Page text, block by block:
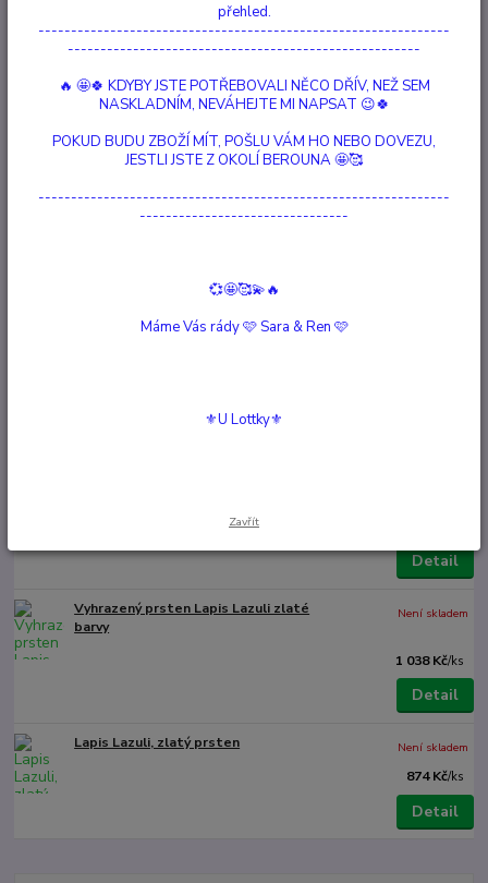
Nejsme plátci DPH
1 168 Kč /ks
Momentálně není k dispozici
90004
Intuice, soustředění, přátelství
Podobné produkty
Detail
Vyhrazený prsten Lapis Lazuli zlaté
barvy
1 038 Kč/ks
Není skladem
Detail
Lapis Lazuli, zlatý prsten
874 Kč/ks
Není skladem
Detail
přehled.
---------------------------------------------------------------
------------------------------------------------------
🔥 🤩🍀 KDYBY JSTE POTŘEBOVALI NĚCO DŘÍV, NEŽ SEM
NASKLADNÍM, NEVÁHEJTE MI NAPSAT 😉🍀
POKUD BUDU ZBOŽÍ MÍT, POŠLU VÁM HO NEBO DOVEZU,
JESTLI JSTE Z OKOLÍ BEROUNA 🤩🥰
---------------------------------------------------------------
--------------------------------
💞🤩🥰💫🔥
Máme Vás rády 🩷 Sara & Ren 🩷
⚜️U Lottky⚜️
Zavřít